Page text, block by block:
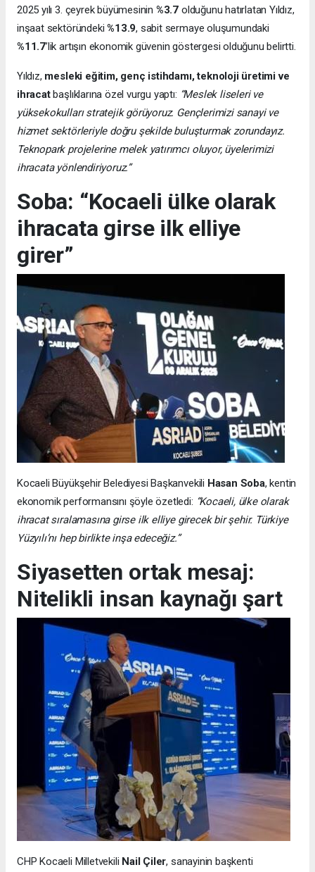
2025 yılı 3. çeyrek büyümesinin %3.7 olduğunu hatırlatan Yıldız,
inşaat sektöründeki%13.9, sabit sermaye oluşumundaki
%11.7’lik artışın ekonomik güvenin göstergesi olduğunu belirtti.
Yıldız, mesleki eğitim, genç istihdamı, teknoloji üretimi ve
ihracatbaşlıklarına özel vurgu yaptı: “Meslek liseleri ve
yüksekokulları stratejik görüyoruz. Gençlerimizi sanayi ve
hizmet sektörleriyle doğru şekilde buluşturmak zorundayız.
Teknopark projelerine melek yatırımcı oluyor, üyelerimizi
ihracata yönlendiriyoruz.”
Soba: “Kocaeli ülke olarak
ihracata girse ilk elliye
girer”
Kocaeli Büyükşehir Belediyesi Başkanvekili Hasan Soba, kentin
ekonomik performansını şöyle özetledi: “Kocaeli, ülke olarak
ihracat sıralamasına girse ilk elliye girecek bir şehir. Türkiye
Yüzyılı’nı hep birlikte inşa edeceğiz.”
Siyasetten ortak mesaj:
Nitelikli insan kaynağı şart
CHP Kocaeli Milletvekili Nail Çiler, sanayinin başkenti